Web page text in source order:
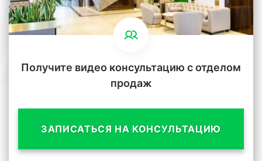
Получите видео консультацию с отделом
продаж
ЗАПИСАТЬСЯ НА КОНСУЛЬТАЦИЮ